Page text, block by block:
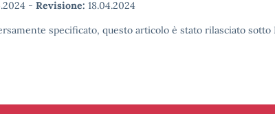
- Revisione: 18.04.2024
specificato, questo articolo è stato rilasciato